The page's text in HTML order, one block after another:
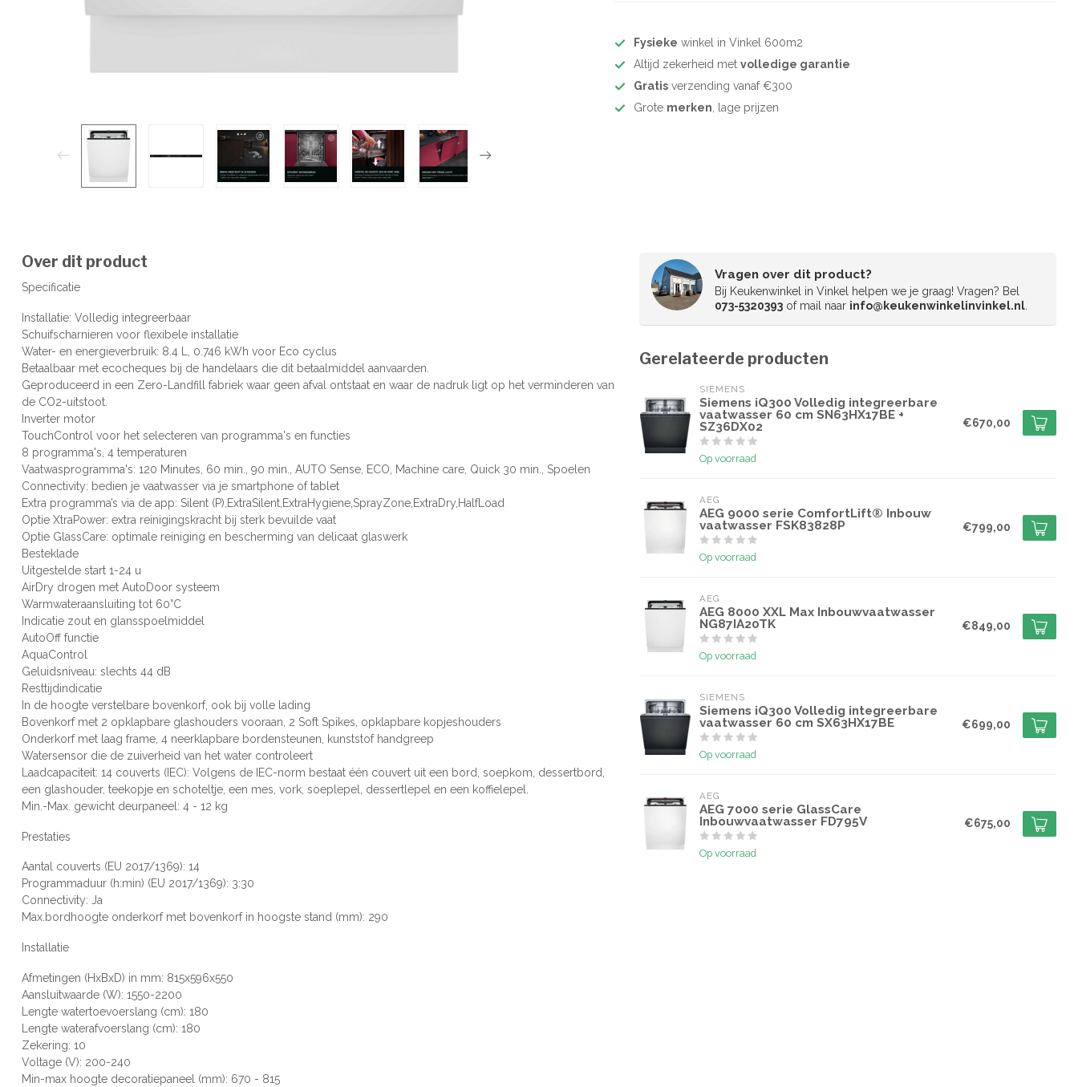
Fysieke winkel in Vinkel 600m2
Altijd zekerheid metvolledige garantie
Gratis verzending vanaf €300
Grote merken , lage prijzen
Over dit product
Specificatie
Installatie: Volledig integreerbaar
Schuifscharnieren voor flexibele installatie
Water- en energieverbruik: 8.4 L, 0.746 kWh voor Eco cyclus
Betaalbaar met ecocheques bij de handelaars die dit betaalmiddel aanvaarden.
Geproduceerd in een Zero-Landfill fabriek waar geen afval ontstaat en waar de nadruk ligt op het verminderen van
de CO2-uitstoot.
Inverter motor
TouchControl voor het selecteren van programma's en functies
8 programma's, 4 temperaturen
Vaatwasprogramma's: 120 Minutes, 60 min., 90 min., AUTO Sense, ECO, Machine care, Quick 30 min., Spoelen
Connectivity: bedien je vaatwasser via je smartphone of tablet
Extra programma’s via de app: Silent (P),ExtraSilent,ExtraHygiene,SprayZone,ExtraDry,HalfLoad
Optie XtraPower: extra reinigingskracht bij sterk bevuilde vaat
Optie GlassCare: optimale reiniging en bescherming van delicaat glaswerk
Besteklade
Uitgestelde start 1-24 u
AirDry drogen met AutoDoor systeem
Warmwateraansluiting tot 60°C
Indicatie zout en glansspoelmiddel
AutoOff functie
AquaControl
Geluidsniveau: slechts 44 dB
Resttijdindicatie
In de hoogte verstelbare bovenkorf, ook bij volle lading
Bovenkorf met 2 opklapbare glashouders vooraan, 2 Soft Spikes, opklapbare kopjeshouders
Onderkorf met laag frame, 4 neerklapbare bordensteunen, kunststof handgreep
Watersensor die de zuiverheid van het water controleert
Laadcapaciteit: 14 couverts (IEC): Volgens de IEC-norm bestaat één couvert uit een bord, soepkom, dessertbord,
een glashouder, teekopje en schoteltje, een mes, vork, soeplepel, dessertlepel en een koffielepel.
Min.-Max. gewicht deurpaneel: 4 - 12 kg
Prestaties
Aantal couverts (EU 2017/1369): 14
Programmaduur (h:min) (EU 2017/1369): 3:30
Connectivity: Ja
Max.bordhoogte onderkorf met bovenkorf in hoogste stand (mm): 290
Installatie
Afmetingen (HxBxD) in mm: 815x596x550
Aansluitwaarde (W): 1550-2200
Lengte watertoevoerslang (cm): 180
Lengte waterafvoerslang (cm): 180
Zekering: 10
Voltage (V): 200-240
Min-max hoogte decoratiepaneel (mm): 670 - 815
Vragen over dit product?
Bij Keukenwinkel in Vinkel helpen we je graag! Vragen? Bel
073-5320393 of mail naar info@keukenwinkelinvinkel.nl
Gerelateerde producten
SIEMENS
Siemens iQ300 Volledig integreerbare
vaatwasser 60 cm SN63HX17BE +
SZ36DX02
Op voorraad
€670,00
AEG
AEG 9000 serie ComfortLift® Inbouw
vaatwasser FSK83828P
Op voorraad
€799,00
AEG
AEG 8000 XXL Max Inbouwvaatwasser
NG87IA20TK
Op voorraad
€849,00
SIEMENS
Siemens iQ300 Volledig integreerbare
vaatwasser 60 cm SX63HX17BE
Op voorraad
€699,00
AEG
AEG 7000 serie GlassCare
Inbouwvaatwasser FD795V
Op voorraad
€675,00